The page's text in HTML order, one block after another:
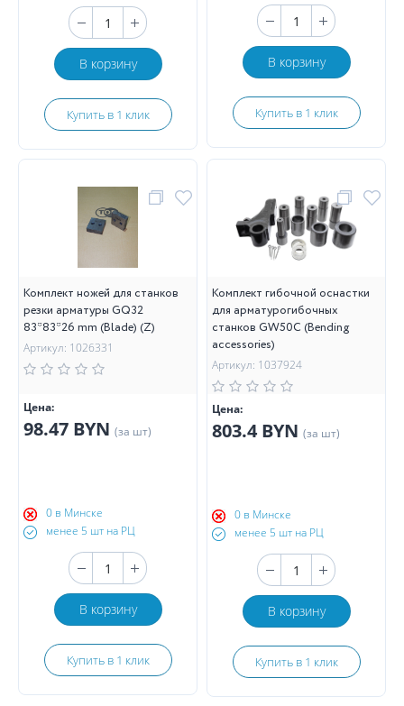
В корзину
Купить в 1 клик
В корзину
Купить в 1 клик
Комплект ножей для станков
резки арматуры GQ32
83*83*26 mm (Blade) (Z)
Артикул: 1026331
Цена:
98.47 BYN (за шт)
0 в Минске
менее 5 шт на РЦ
В корзину
Купить в 1 клик
Комплект гибочной оснастки
для арматурогибочных
станков GW50С (Bending
accessories)
Артикул: 1037924
Цена:
803.4 BYN (за шт)
0 в Минске
менее 5 шт на РЦ
В корзину
Купить в 1 клик